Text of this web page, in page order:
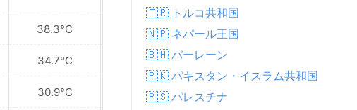
38.3°C
34.7°C
30.9°C
38.6°C
35.3°C
31.9°C
🇹🇷 トルコ共和国
🇳🇵 ネパール王国
🇧🇭 バーレーン
🇵🇰 パキスタン・イスラム共和国
🇵🇸 パレスチナ